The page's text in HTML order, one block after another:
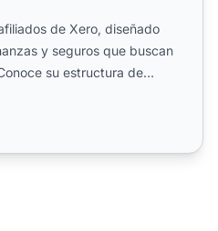
de Xero, diseñado
y seguros que buscan
su estructura de